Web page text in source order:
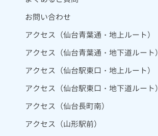
お問い合わせ
アクセス（仙台青葉通・地上ルート）
アクセス（仙台青葉通・地下道ルート）
アクセス（仙台駅東口・地上ルート）
アクセス（仙台駅東口・地下道ルート）
アクセス（仙台長町南）
アクセス（山形駅前）